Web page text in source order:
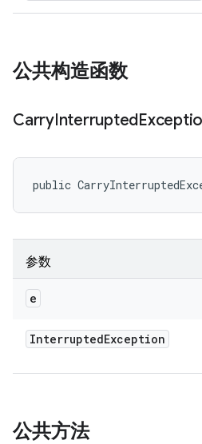
公共构造函数
CarryInterrupted
public
参数
e
InterruptedException
公共方法